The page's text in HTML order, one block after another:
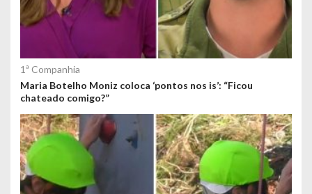
1ª Companhia
Maria Botelho Moniz coloca ‘pontos nos is’: “Ficou
chateado comigo?”